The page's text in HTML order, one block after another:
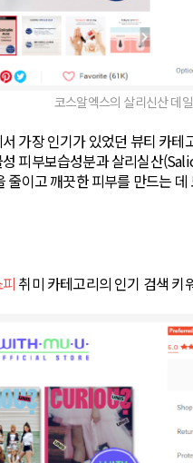
코스알엑스의 살리신산 데
가장 인기가 있었던 뷰티 카테
피부보습성분과 살리실산
줄이고 깨끗한 피부를 만드는 데
취미 카테고리의 인기 검색 키